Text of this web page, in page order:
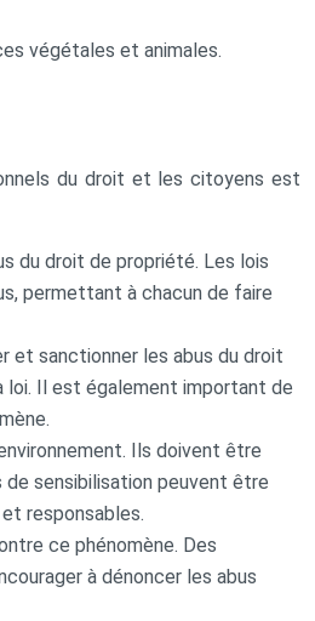
végétales et animales.
du droit et les citoyens est
du droit de propriété. Les lois
permettant à chacun de faire
et sanctionner les abus du droit
loi. Il est également important de
Ils doivent être
sensibilisation peuvent être
responsables.
ce phénomène. Des
à dénoncer les abus